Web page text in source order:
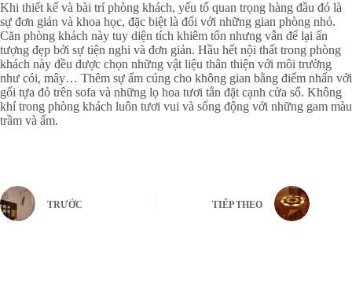
Khi thiết kế và bài trí phòng khách, yếu tố quan trọng hàng đầu đó là
sự đơn giản và khoa học, đặc biệt là đối với những gian phòng nhỏ.
Căn phòng khách này tuy diện tích khiêm tốn nhưng vẫn để lại ấn
tượng đẹp bởi sự tiện nghi và đơn giản. Hầu hết nội thất trong phòng
khách này đều được chọn những vật liệu thân thiện với môi trường
như cói, mây… Thêm sự ấm cúng cho không gian bằng điểm nhấn với
gối tựa đỏ trên sofa và những lọ hoa tươi tắn đặt cạnh cửa sổ. Không
khí trong phòng khách luôn tươi vui và sống động với những gam màu
trầm và ấm.
TRƯỚC TIẾP THEO